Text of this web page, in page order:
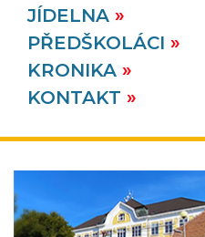
JÍDELNA
PŘEDŠKOLÁCI
KRONIKA
KONTAKT